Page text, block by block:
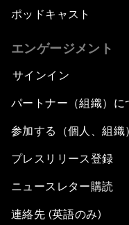
ポッドキャスト
エンゲージメント
サインイン
パートナー（組織）に
参加する（個人、組織）
プレスリリース登録
ニュースレター購読
連絡先 (英語のみ)